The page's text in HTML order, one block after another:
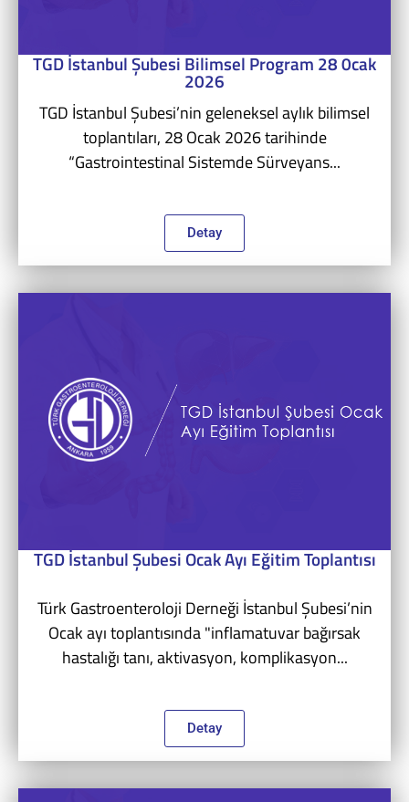
TGD İstanbul Şubesi Bilimsel Program 28 0cak
2026
TGD İstanbul Şubesi’nin geleneksel aylık bilimsel
toplantıları, 28 Ocak 2026 tarihinde
“Gastrointestinal Sistemde Sürveyans...
Detay
TGD İstanbul Şubesi Ocak Ayı Eğitim Toplantısı
Türk Gastroenteroloji Derneği İstanbul Şubesi’nin
Ocak ayı toplantısında "inflamatuvar bağırsak
hastalığı tanı, aktivasyon, komplikasyon...
Detay